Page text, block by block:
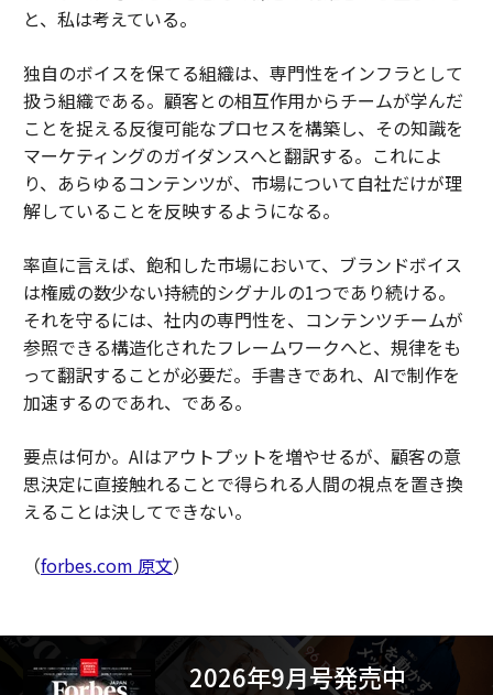
と、私は考えている。
独自のボイスを保てる組織は、専門性をインフラとして
扱う組織である。顧客との相互作用からチームが学んだ
ことを捉える反復可能なプロセスを構築し、その知識を
マーケティングのガイダンスへと翻訳する。これによ
り、あらゆるコンテンツが、市場について自社だけが理
解していることを反映するようになる。
率直に言えば、飽和した市場において、ブランドボイス
は権威の数少ない持続的シグナルの1つであり続ける。
それを守るには、社内の専門性を、コンテンツチームが
参照できる構造化されたフレームワークへと、規律をも
って翻訳することが必要だ。手書きであれ、AIで制作を
加速するのであれ、である。
要点は何か。AIはアウトプットを増やせるが、顧客の意
思決定に直接触れることで得られる人間の視点を置き換
えることは決してできない。
（forbes.com 原文）
2026年9月号発売中